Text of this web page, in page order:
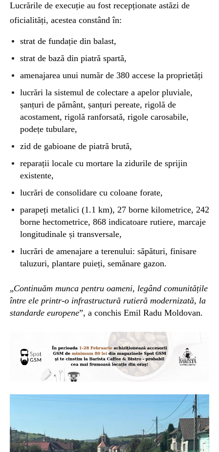
Lucrările de execuție au fost recepționate astăzi de
oficialități, acestea constând în:
strat de fundație din balast,
strat de bază din piatră spartă,
amenajarea unui număr de 380 accese la proprietăți
lucrări la sistemul de colectare a apelor pluviale,
șanțuri de pământ, șanțuri pereate, rigolă de
acostament, rigolă ranforsată, rigole carosabile,
podețe tubulare,
zid de gabioane de piatră brută,
reparații locale cu mortare la zidurile de sprijin
existente,
lucrări de consolidare cu coloane forate,
parapeți metalici (1.1 km), 27 borne kilometrice, 242
borne hectometrice, 868 indicatoare rutiere, marcaje
longitudinale și transversale,
lucrări de amenajare a terenului: săpături, finisare
taluzuri, plantare puieți, semănare gazon.
„Continuăm munca pentru oameni, legând comunitățile
între ele printr-o infrastructură rutieră modernizată, la
standarde europene”, a conchis Emil Radu Moldovan.